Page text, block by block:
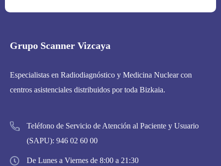
Grupo Scanner Vizcaya
Especialistas en Radiodiagnóstico y Medicina Nuclear con
centros asistenciales distribuidos por toda Bizkaia.
Teléfono de Servicio de Atención al Paciente y Usuario
(SAPU): 946 02 60 00
De Lunes a Viernes de 8:00 a 21:30